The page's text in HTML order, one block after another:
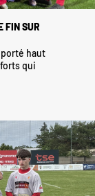
FIN SUR
porté haut
qui